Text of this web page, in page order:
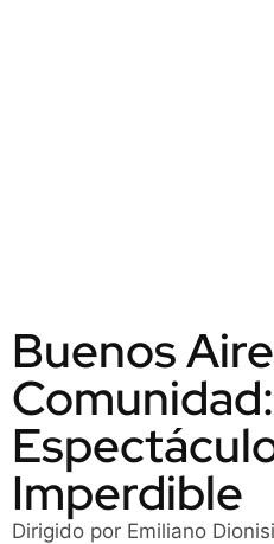
Buenos
Imperdible
Dirigido por Emiliano